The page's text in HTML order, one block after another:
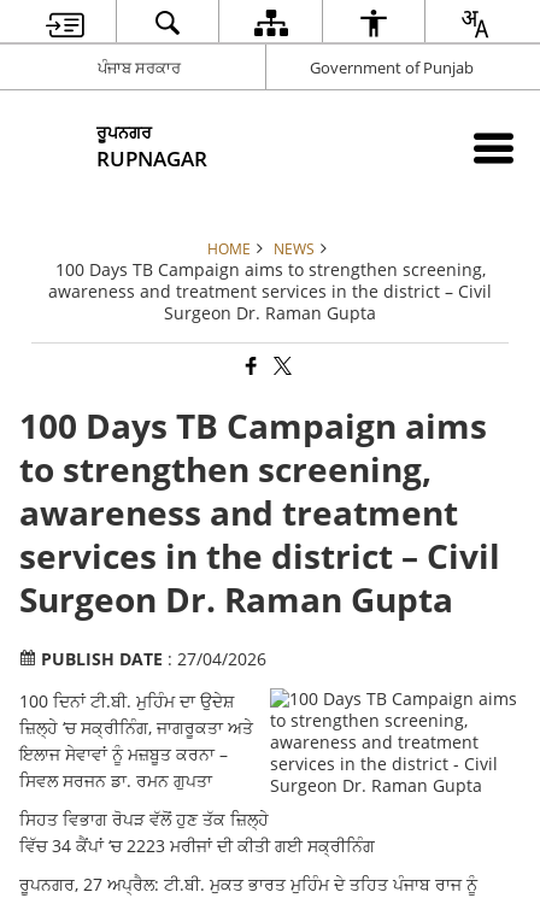
ਪੰਜਾਬ ਸਰਕਾਰ Government of Punjab
ਰੂਪਨਗਰ
RUPNAGAR
HOME NEWS
100 Days TB Campaign aims to strengthen screening,
awareness and treatment services in the district – Civil
Surgeon Dr. Raman Gupta
100 Days TB Campaign aims
to strengthen screening,
awareness and treatment
services in the district – Civil
Surgeon Dr. Raman Gupta
PUBLISH DATE : 27/04/2026
100 ਦਿਨਾਂ ਟੀ.ਬੀ. ਮੁਹਿੰਮ ਦਾ ਉਦੇਸ਼
ਜ਼ਿਲ੍ਹੇ ‘ਚ ਸਕ੍ਰੀਨਿੰਗ, ਜਾਗਰੂਕਤਾ ਅਤੇ
ਇਲਾਜ ਸੇਵਾਵਾਂ ਨੂੰ ਮਜ਼ਬੂਤ ਕਰਨਾ –
ਸਿਵਲ ਸਰਜਨ ਡਾ. ਰਮਨ ਗੁਪਤਾ
ਸਿਹਤ ਵਿਭਾਗ ਰੋਪੜ ਵੱਲੋਂ ਹੁਣ ਤੱਕ ਜ਼ਿਲ੍ਹੇ
ਵਿੱਚ 34 ਕੈਂਪਾਂ ‘ਚ 2223 ਮਰੀਜਾਂ ਦੀ ਕੀਤੀ ਗਈ ਸਕ੍ਰੀਨਿੰਗ
ਰੂਪਨਗਰ, 27 ਅਪ੍ਰੈਲ: ਟੀ.ਬੀ. ਮੁਕਤ ਭਾਰਤ ਮੁਹਿੰਮ ਦੇ ਤਹਿਤ ਪੰਜਾਬ ਰਾਜ ਨੂੰ